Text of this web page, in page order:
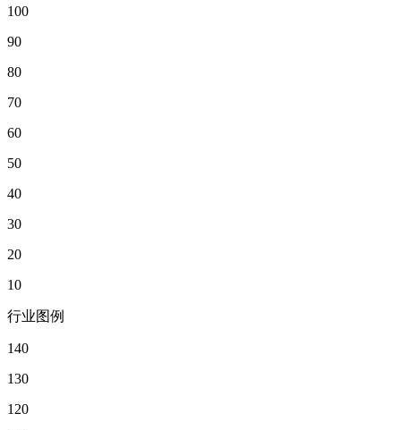
100
90
80
70
60
50
40
30
20
10
行业图例
140
130
120